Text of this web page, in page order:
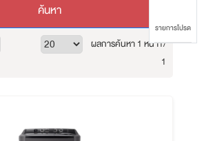
รายการโปรด
ค้นหา
ผลการค้นหา 1 หน้า1/
1